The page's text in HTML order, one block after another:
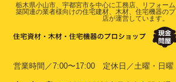
栃木県小山市、宇都宮市を中心に工務店、リフォー
築関連の業者様向けの住宅建材、木材、住宅機器の
店が運営しています。
営業時間／7:00〜17:00 定休日／土曜・日曜